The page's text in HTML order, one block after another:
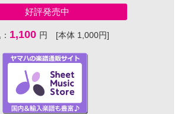
好評発売中
1,100 円 [本体 1,000円]